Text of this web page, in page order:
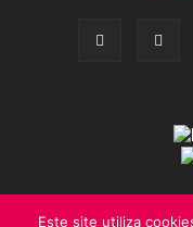
Este site utiliza